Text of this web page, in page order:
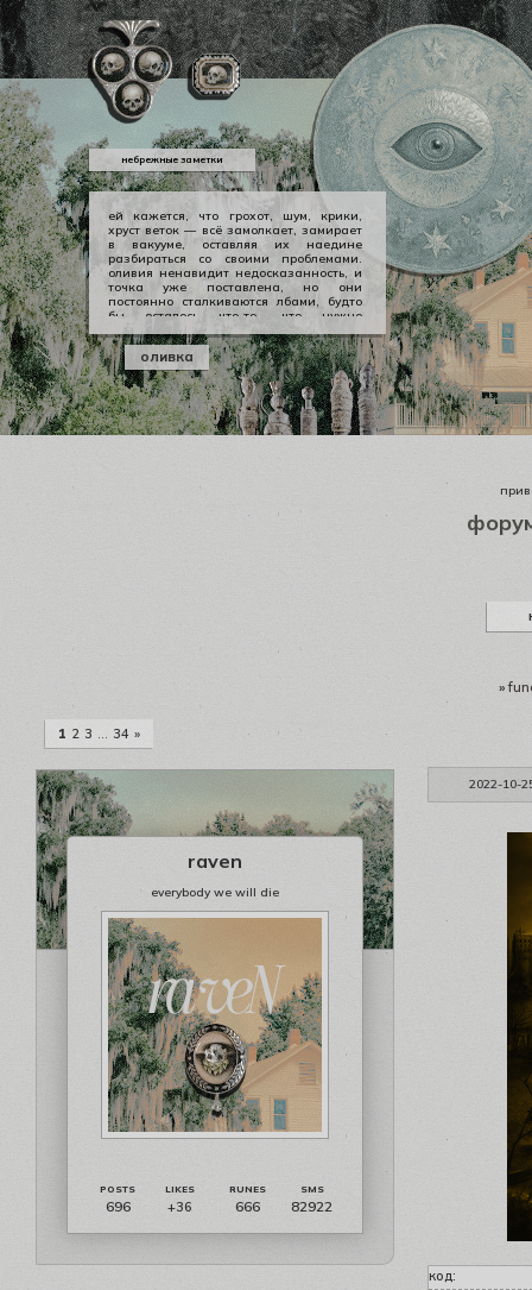
ей кажется, что грохот, шум, крики,
хруст веток — всё замолкает, замирает
в вакууме, оставляя их наедине
разбираться со своими проблемами.
оливия ненавидит недосказанность, и
точка уже поставлена, но они
постоянно сталкиваются лбами, будто
бы осталось что-то, что нужно
произнести вслух, выкричать, выскулить
болезненным визгом, чтобы не
тревожило никогда не заживающей
раной. но оливии нечего сказать
джеральду, а джеральду просто
плевать.
оливка
небрежные заметки
»
1 2 3 … 34 »
2022-10-
raven
everybody we will die
696 +36 666 82922
код: